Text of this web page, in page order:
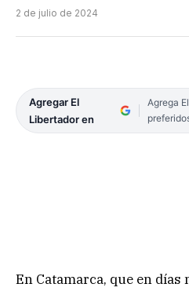
2 de julio de 2024
Agregar El
Libertador en
Agrega
En Catamarca, que en días